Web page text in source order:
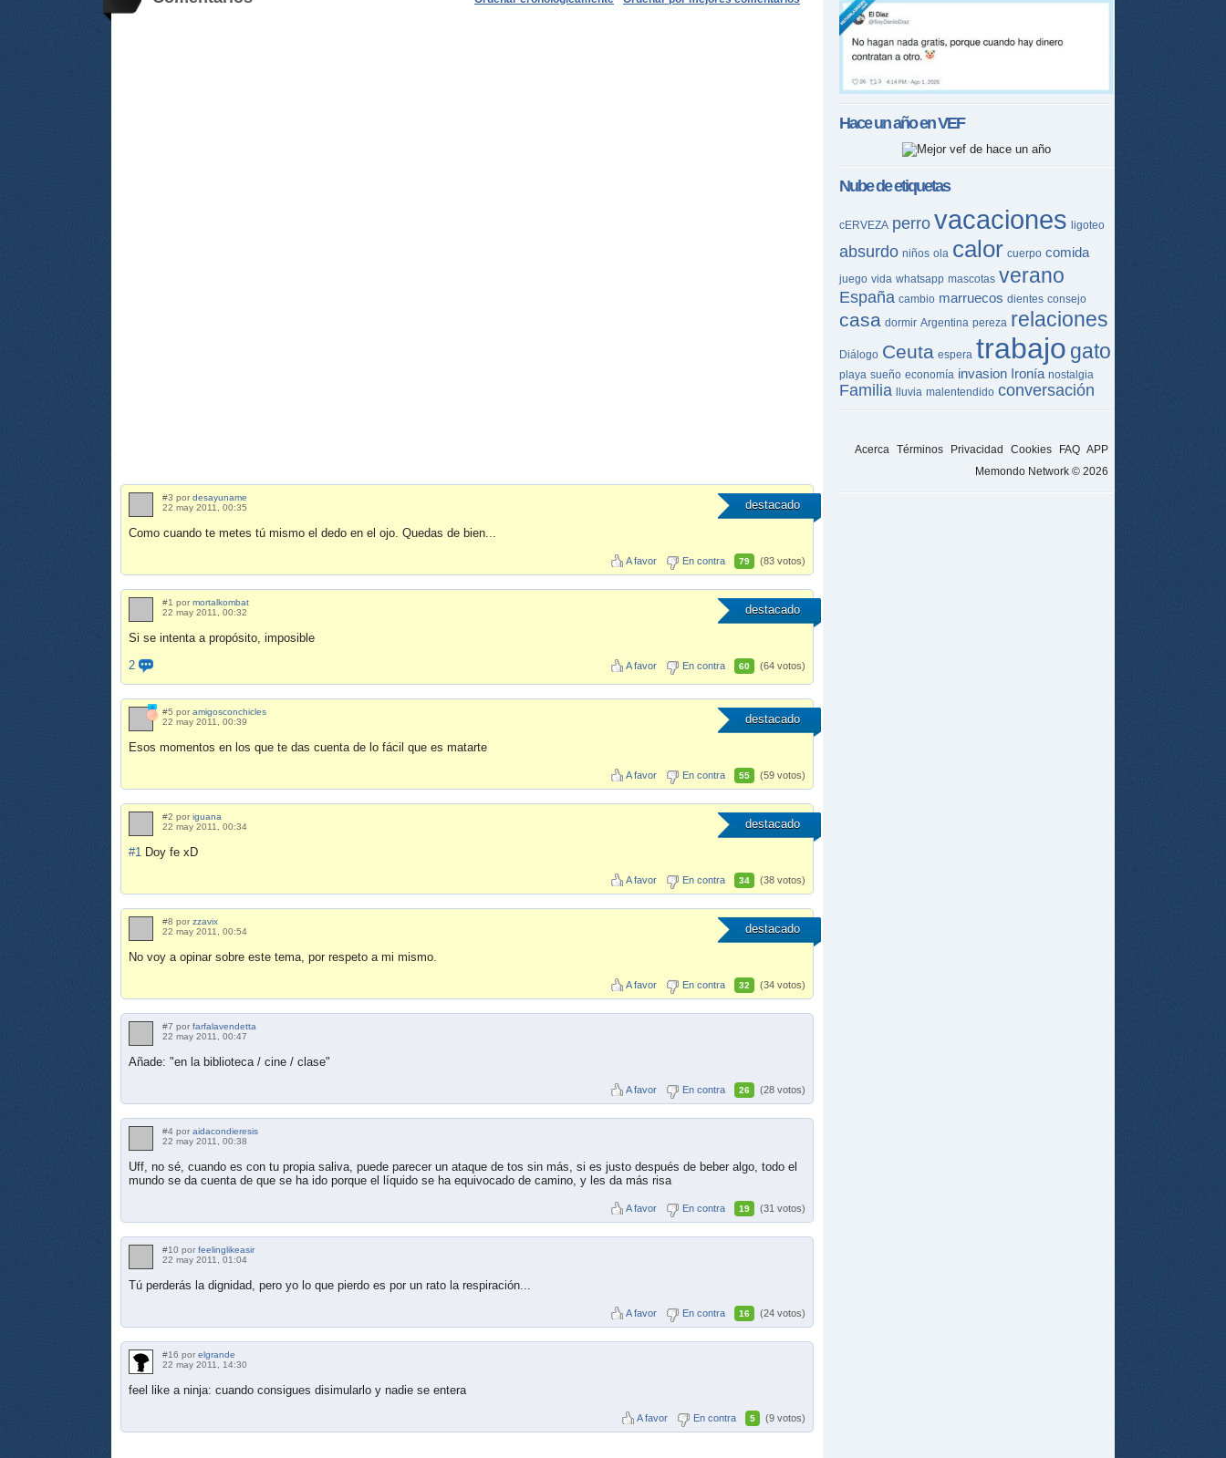
destacado
#3 por desayuname
22 may 2011, 00:35
Como cuando te metes tú mismo el dedo en el ojo. Quedas de bien...
A favor En contra 79 (83 votos)
destacado
#1 por mortalkombat
22 may 2011, 00:32
Si se intenta a propósito, imposible
2
A favor En contra 60 (64 votos)
destacado
#5 por amigosconchicles
22 may 2011, 00:39
Esos momentos en los que te das cuenta de lo fácil que es matarte
A favor En contra 55 (59 votos)
destacado
#2 por iguana
22 may 2011, 00:34
#1 Doy fe xD
A favor En contra 34 (38 votos)
destacado
#8 por zzavix
22 may 2011, 00:54
No voy a opinar sobre este tema, por respeto a mi mismo.
A favor En contra 32 (34 votos)
#7 por farfalavendetta
22 may 2011, 00:47
Añade: "en la biblioteca / cine / clase"
A favor En contra 26 (28 votos)
#4 por aidacondieresis
22 may 2011, 00:38
Uff, no sé, cuando es con tu propia saliva, puede parecer un ataque de tos sin más, si es justo después de beber algo, todo el
mundo se da cuenta de que se ha ido porque el líquido se ha equivocado de camino, y les da más risa
A favor En contra 19 (31 votos)
#10 por feelinglikeasir
22 may 2011, 01:04
Tú perderás la dignidad, pero yo lo que pierdo es por un rato la respiración...
A favor En contra 16 (24 votos)
#16 por elgrande
22 may 2011, 14:30
feel like a ninja: cuando consigues disimularlo y nadie se entera
A favor En contra 5 (9 votos)
Hace un año enVEF
Nube de etiquetas
cERVEZA perro vacaciones ligoteo
absurdo niños ola calor cuerpo comida
juego vida whatsapp mascotas verano
España cambio marruecos dientes consejo
casa dormir Argentina pereza relaciones
Diálogo Ceuta espera trabajo gato
playa sueño economía invasion Ironía nostalgia
Familia lluvia malentendido conversación
Acerca Términos Privacidad Cookies FAQ APP
Memondo Network © 2026